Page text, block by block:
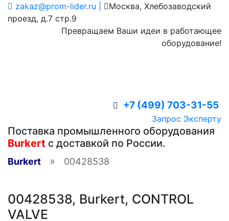
zakaz@prom-lider.ru |
Москва, Хлебозаводский
проезд, д.7 стр.9
Превращаем Ваши идеи в работающее
оборудование!
+7 (499) 703-31-55
Запрос Эксперту
Поставка промышленного оборудования
Burkert с доставкой по России.
Burkert » 00428538
00428538, Burkert, CONTROL
VALVE